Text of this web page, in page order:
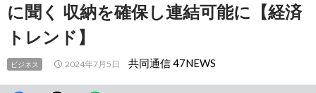
に聞く 収納を確保し連結可能に【経済
トレンド】
ビジネス 2024年7月5日 共同通信 47NEWS